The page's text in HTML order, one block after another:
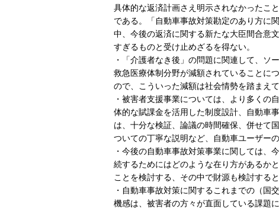
具体的な返済計画さえ明示されなかったこ
である。「自動車事故対策勘定のあり方に
中、今後の返済に関する新たな大臣間合意
すぎるものと受け止めざるを得ない。
・「介護者なき後」の問題に関連して、ソ
救急医療体制分野が減額されていることに
ので、こういった減額は社会情勢を踏まえ
・被害者支援事業については、より多くの
体的な賦課金を活用した制度設計、自動車
は、十分な検証、論議の時間確保、併せて
ついての丁寧な説明など、自動車ユーザー
・今後の自動車事故対策事業に関しては、
続するためにはどのような在り方があるか
ことを検討する、その中で財源も検討する
・自動車事故対策に関するこれまでの（国
機感は、被害者の方々が直面している課題